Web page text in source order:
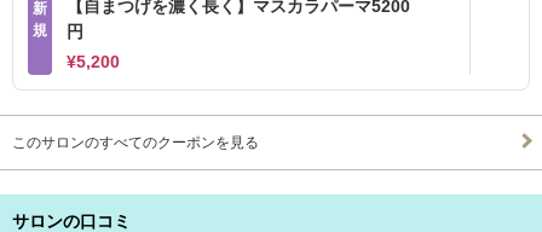
新
規
【自まつげを濃く長く】マスカラパーマ5200
円
¥5,200
このサロンのすべてのクーポンを見る
サロンの口コミ